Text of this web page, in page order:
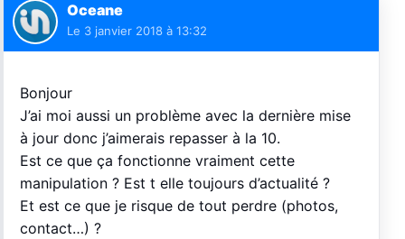
Oceane
Le 3 janvier 2018 à 13:32
Bonjour
J’ai moi aussi un problème avec la dernière mise
à jour donc j’aimerais repasser à la 10.
Est ce que ça fonctionne vraiment cette
manipulation ? Est t elle toujours d’actualité ?
Et est ce que je risque de tout perdre (photos,
contact…) ?